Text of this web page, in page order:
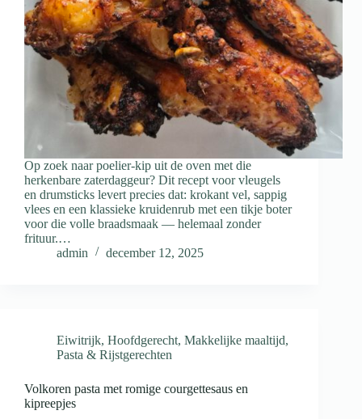
Op zoek naar poelier-kip uit de oven met die
herkenbare zaterdaggeur? Dit recept voor vleugels
en drumsticks levert precies dat: krokant vel, sappig
vlees en een klassieke kruidenrub met een tikje boter
voor die volle braad­smaak — helemaal zonder
frituur.…
admin
december 12, 2025
Eiwitrijk, Hoofdgerecht, Makkelijke maaltijd,
Pasta & Rijstgerechten
Volkoren pasta met romige courgettesaus en
kipreepjes